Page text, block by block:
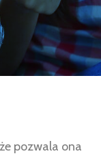
pozwala ona